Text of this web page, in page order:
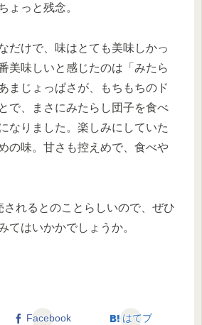
ょっと残念。
だけで、味はとても美味しかっ
美味しいと感じたのは「みたら
まじょっぱさが、もちもちのド
で、まさにみたらし団子を食べ
なりました。楽しみにしていた
の味。甘さも控えめで、食べや
れるとのことらしいので、ぜひ
てはいかかでしょうか。
Facebook はてブ